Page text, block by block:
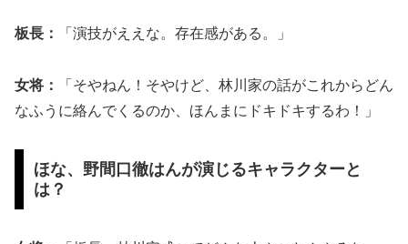
板長： 「演技がええな。存在感がある。」
女将：
「そやねん！そやけど、林川家の話がこれからどん
なふうに絡んでくるのか、ほんまにドキドキするわ！」
ほな、野間口徹はんが演じるキャラクターと
は？